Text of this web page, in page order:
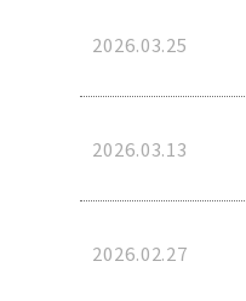
2026.03.25
2026.03.13
2026.02.27